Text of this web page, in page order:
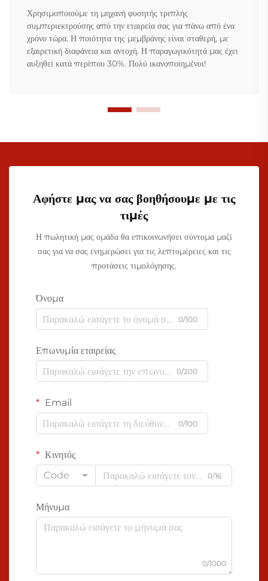
Χρησιμοποιούμε τη μηχανή φυσητής τριπλής
συμπεριεκτρούσης από την εταιρεία σας για πάνω από ένα
χρόνο τώρα. Η ποιότητα της μεμβράνης είναι σταθερή, με
εξαιρετική διαφάνεια και αντοχή. Η παραγωγικότητά μας έχει
αυξηθεί κατά περίπου 30%. Πολύ ικανοποιημένοι!
Αφήστε μας να σας βοηθήσουμε με τις
τιμές
Η πωλητική μας ομάδα θα επικοινωνήσει σύντομα μαζί
σας για να σας ενημερώσει για τις λεπτομέρειες και τις
προτάσεις τιμολόγησης.
Όνομα
0/100
Επωνυμία εταιρείας
0/200
Email
0/100
Κινητός
Code
0/16
Μήνυμα
0/1000